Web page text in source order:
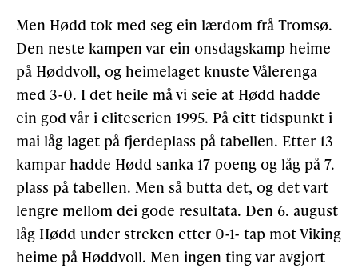
Men Hødd tok med seg ein lærdom frå Tromsø.
Den neste kampen var ein onsdagskamp heime
på Høddvoll, og heimelaget knuste Vålerenga
med 3-0. I det heile må vi seie at Hødd hadde
ein god vår i eliteserien 1995. På eitt tidspunkt i
mai låg laget på fjerdeplass på tabellen. Etter 13
kampar hadde Hødd sanka 17 poeng og låg på 7.
plass på tabellen. Men så butta det, og det vart
lengre mellom dei gode resultata. Den 6. august
låg Hødd under streken etter 0-1- tap mot Viking
heime på Høddvoll. Men ingen ting var avgjort